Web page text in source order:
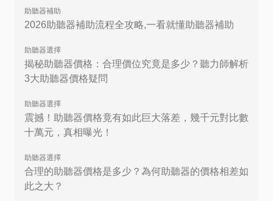
助聽器補助
2026助聽器補助流程全攻略,一看就懂助聽器補助
助聽器選擇
揭秘助聽器價格：合理價位究竟是多少？聽力師解析
3大助聽器價格疑問
助聽器選擇
震撼！助聽器價格竟有如此巨大落差，幾千元對比數
十萬元，真相曝光！
助聽器選擇
合理的助聽器價格是多少？為何助聽器的價格相差如
此之大？